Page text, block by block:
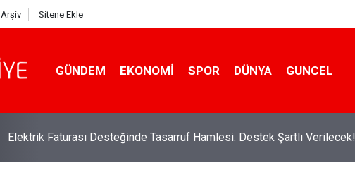
Arşiv Sitene Ekle
GÜNDEM EKONOMI SPOR DÜNYA GUNCEL
Elektrik Faturası Desteğinde Tasarruf Hamlesi: Destek Şartlı Verilecek!